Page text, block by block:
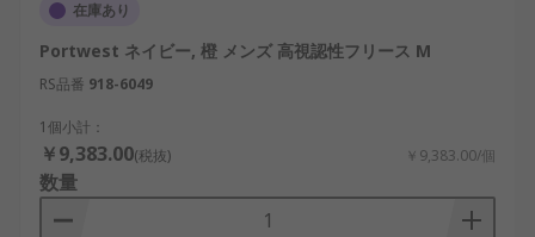
在庫あり
Portwest ネイビー, 橙 メンズ 高視認性フリース M
RS品番 918-6049
1個小計：
￥9,383.00(税抜) ￥9,383.00/個
数量